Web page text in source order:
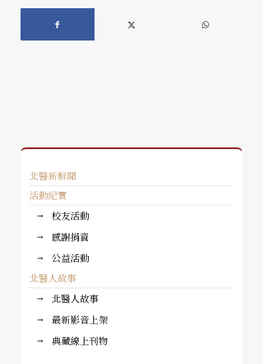
北醫新鮮聞
活動紀實
校友活動
感謝捐資
公益活動
北醫人故事
北醫人故事
最新影音上架
典藏線上刊物